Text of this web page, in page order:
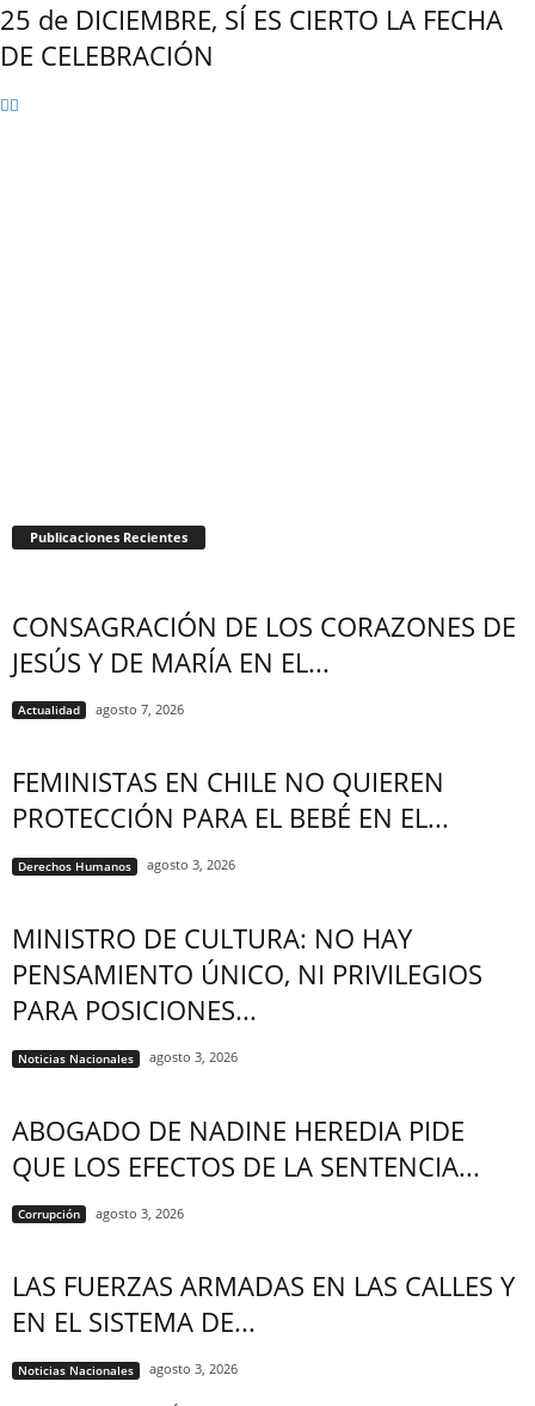
25 de DICIEMBRE, SÍ ES CIERTO LA FECHA
DE CELEBRACIÓN
Publicaciones Recientes
CONSAGRACIÓN DE LOS CORAZONES DE
JESÚS Y DE MARÍA EN EL...
Actualidad agosto 7, 2026
FEMINISTAS EN CHILE NO QUIEREN
PROTECCIÓN PARA EL BEBÉ EN EL...
Derechos Humanos agosto 3, 2026
MINISTRO DE CULTURA: NO HAY
PENSAMIENTO ÚNICO, NI PRIVILEGIOS
PARA POSICIONES...
Noticias Nacionales agosto 3, 2026
ABOGADO DE NADINE HEREDIA PIDE
QUE LOS EFECTOS DE LA SENTENCIA...
Corrupción agosto 3, 2026
LAS FUERZAS ARMADAS EN LAS CALLES Y
EN EL SISTEMA DE...
Noticias Nacionales agosto 3, 2026